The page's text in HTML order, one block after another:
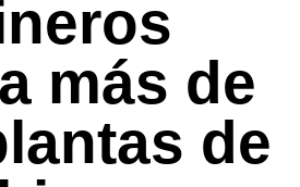
más de
de